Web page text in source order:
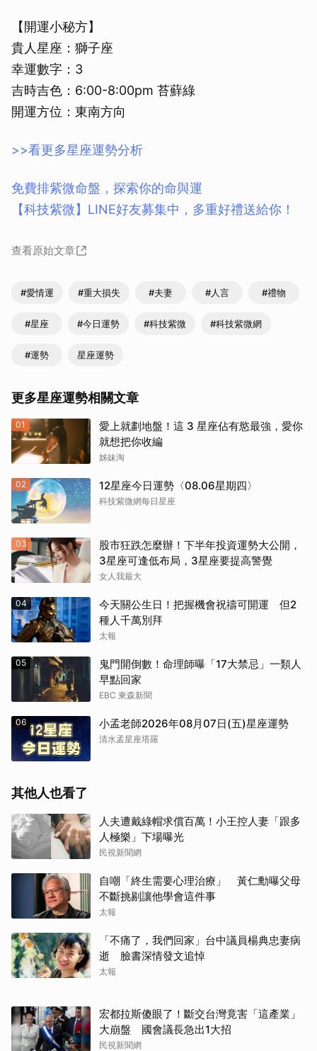
【開運小秘方】
貴人星座：獅子座
幸運數字：3
吉時吉色：6:00-8:00pm 苔蘚綠
開運方位：東南方向
>>看更多星座運勢分析
免費排紫微命盤，探索你的命與運
【科技紫微】LINE好友募集中，多重好禮送給你！
查看原始文章
#愛情運 #重大損失 #夫妻 #人言 #禮物
#星座 #今日運勢 #科技紫微 #科技紫微網
#運勢 星座運勢
更多星座運勢相關文章
01
愛上就劃地盤！這 3 星座佔有慾最強，愛你
就想把你收編
姊妹淘
02 12星座今日運勢〈08.06星期四〉
科技紫微網每日星座
03
股市狂跌怎麼辦！下半年投資運勢大公開，
3星座可逢低布局，3星座要提高警覺
女人我最大
04
今天關公生日！把握機會祝禱可開運 但2
種人千萬別拜
太報
05
鬼門開倒數！命理師曝「17大禁忌」一類人
早點回家
EBC 東森新聞
06 小孟老師2026年08月07日(五)星座運勢
清水孟星座塔羅
其他人也看了
人夫遭戴綠帽求償百萬！小王控人妻「跟多
人極樂」下場曝光
民視新聞網
自嘲「終生需要心理治療」 黃仁勳曝父母
不斷挑剔讓他學會這件事
太報
「不痛了，我們回家」台中議員楊典忠妻病
逝 臉書深情發文追悼
太報
宏都拉斯傻眼了！斷交台灣竟害「這產業」
大崩盤 國會議長急出1大招
民視新聞網